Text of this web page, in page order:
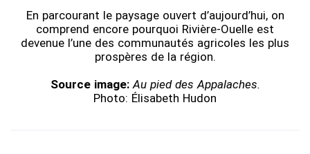
En parcourant le paysage ouvert d’aujourd’hui, on
comprend encore pourquoi Rivière-Ouelle est
devenue l’une des communautés agricoles les plus
prospères de la région.
Source image: Au pied des Appalaches.
Photo: Élisabeth Hudon